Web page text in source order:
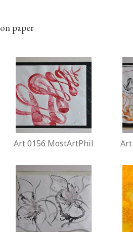
on paper
Art 0156 MostArtPhil